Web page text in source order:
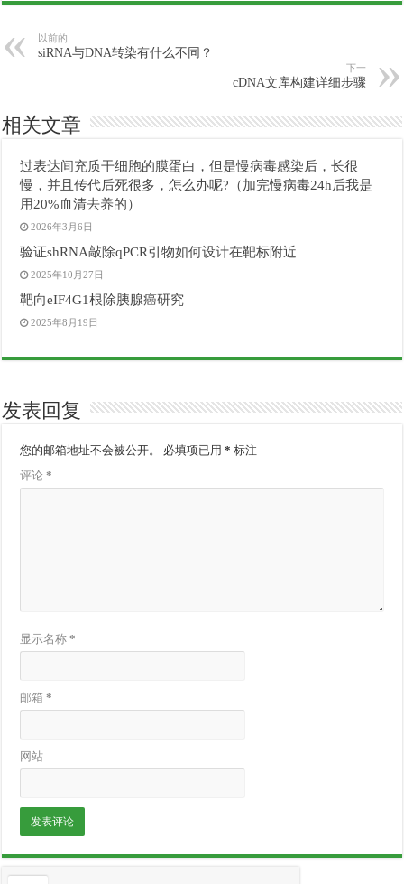
以前的
siRNA与DNA转染有什么不同？
下一
cDNA文库构建详细步骤
相关文章
过表达间充质干细胞的膜蛋白，但是慢病毒感染后，长很
慢，并且传代后死很多，怎么办呢?（加完慢病毒24h后我是
用20%血清去养的）
2026年3月6日
验证shRNA敲除qPCR引物如何设计在靶标附近
2025年10月27日
靶向eIF4G1根除胰腺癌研究
2025年8月19日
发表回复
您的邮箱地址不会被公开。 必填项已用* 标注
评论*
显示名称*
邮箱*
网站